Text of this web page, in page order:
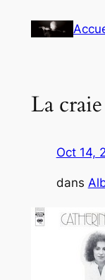
La
Oct 14,
dans